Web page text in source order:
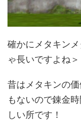
確かにメタキン
ゃ長いですよね＞
昔はメタキンの
もないので錬金
しい所です！